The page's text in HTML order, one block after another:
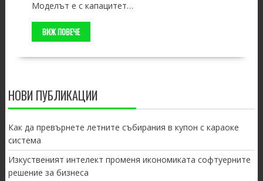
Моделът е с капацитет…
ВИЖ ПОВЕЧЕ
НОВИ ПУБЛИКАЦИИ
Как да превърнете летните събирания в купон с караоке
система
Изкуственият интелект променя икономиката софтуерните
решение за бизнеса